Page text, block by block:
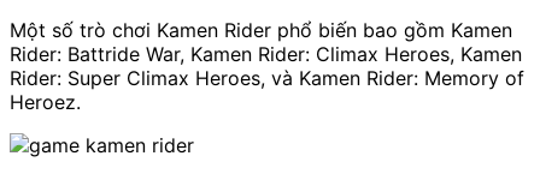
Một số trò chơi Kamen Rider phổ biến bao gồm Kamen
Rider: Battride War, Kamen Rider: Climax Heroes, Kamen
Rider: Super Climax Heroes, và Kamen Rider: Memory of
Heroez.